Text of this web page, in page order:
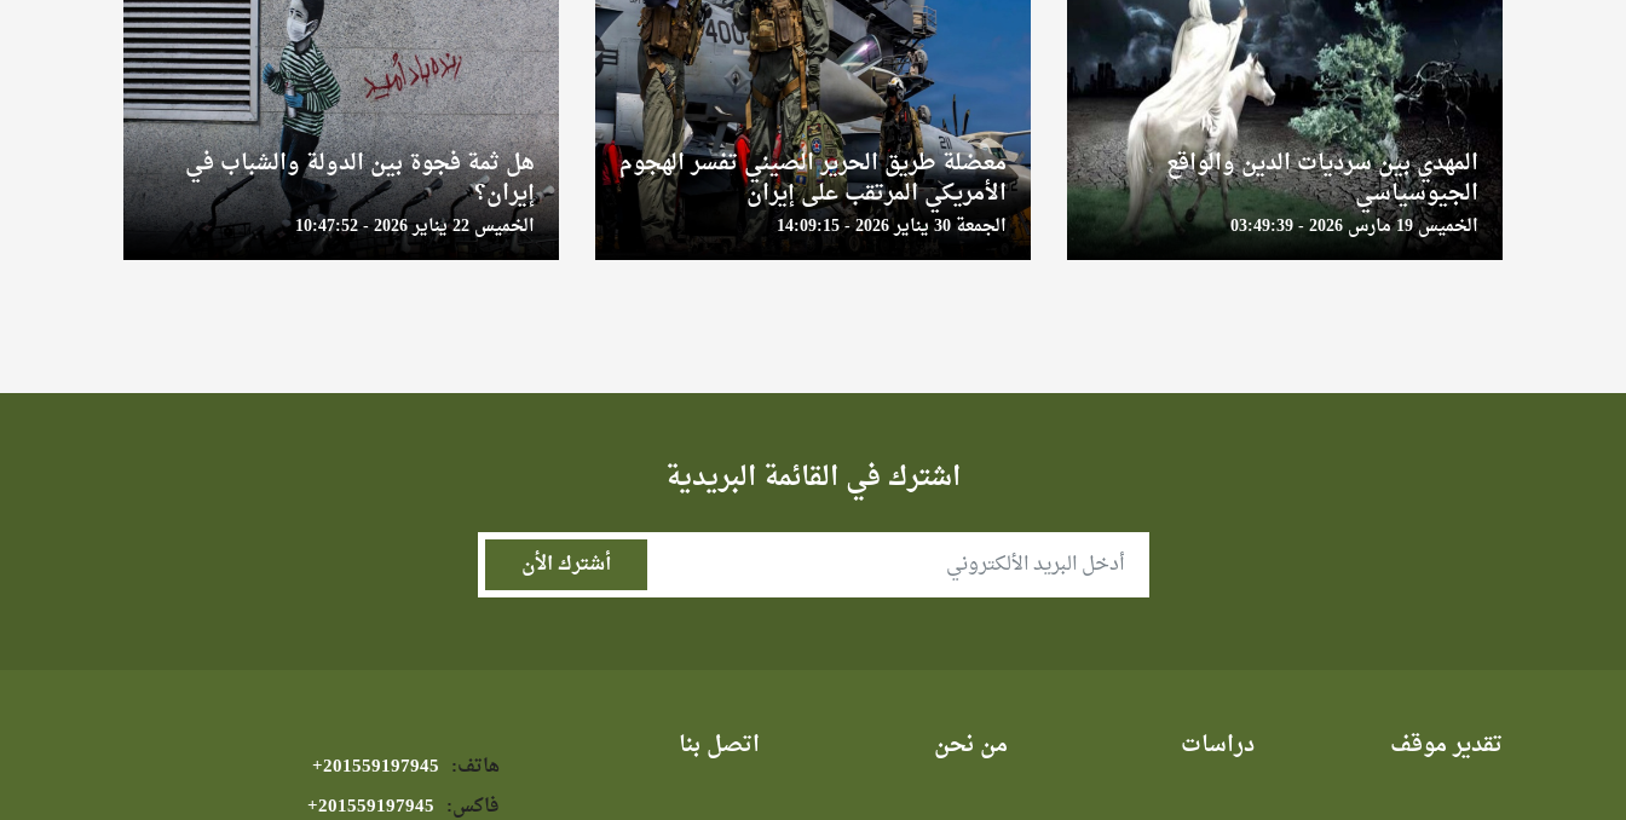
المهدي بين سرديات الدين والواقع
الجيوسياسي
الخميس 19 مارس 2026 - 03:49:39
معضلة طريق الحرير الصيني تفسر الهجوم
الأمريكي المرتقب على إيران
الجمعة 30 يناير 2026 - 14:09:15
هل ثمة فجوة بين الدولة والشباب في
إيران؟
الخميس 22 يناير 2026 - 10:47:52
اشترك في القائمة البريدية
تقدير موقف دراسات من نحن اتصل بنا
هاتف:
فاكس: